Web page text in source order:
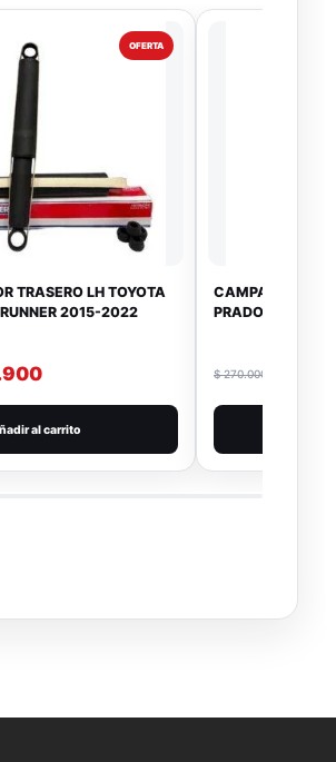
OFERTA
TRASERO LH TOYOTA
2015-2022
al carrito
CAMPANA DE
PRADO 5VZ
$270.000